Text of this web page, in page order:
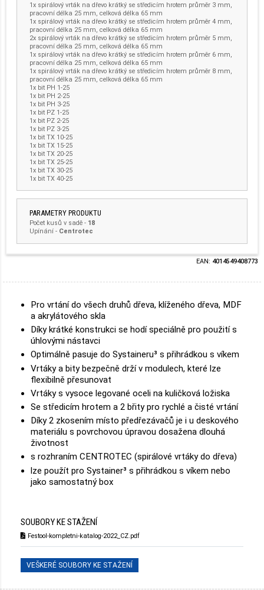
1x spirálový vrták na dřevo krátký se středicím hrotem průměr 3 mm,
pracovní délka 25 mm, celková délka 65 mm
1x spirálový vrták na dřevo krátký se středicím hrotem průměr 4 mm,
pracovní délka 25 mm, celková délka 65 mm
2x spirálový vrták na dřevo krátký se středicím hrotem průměr 5 mm,
pracovní délka 25 mm, celková délka 65 mm
1x spirálový vrták na dřevo krátký se středicím hrotem průměr 6 mm,
pracovní délka 25 mm, celková délka 65 mm
1x spirálový vrták na dřevo krátký se středicím hrotem průměr 8 mm,
pracovní délka 25 mm, celková délka 65 mm
1x bit PH 1-25
1x bit PH 2-25
1x bit PH 3-25
1x bit PZ 1-25
1x bit PZ 2-25
1x bit PZ 3-25
1x bit TX 10-25
1x bit TX 15-25
1x bit TX 20-25
1x bit TX 25-25
1x bit TX 30-25
1x bit TX 40-25
PARAMETRY PRODUKTU
Počet kusů v sadě- 18
Upínání- Centrotec
EAN: 4014549408773
Pro vrtání do všech druhů dřeva, klíženého dřeva, MDF
a akrylátového skla
Díky krátké konstrukci se hodí speciálně pro použití s
úhlovými nástavci
Optimálně pasuje do Systaineru³ s přihrádkou s víkem
Vrtáky a bity bezpečně drží v modulech, které lze
flexibilně přesunovat
Vrtáky s vysoce legované oceli na kuličková ložiska
Se středicím hrotem a 2 břity pro rychlé a čisté vrtání
Díky 2 zkosením místo předřezávačů je i u deskového
materiálu s povrchovou úpravou dosažena dlouhá
životnost
s rozhraním CENTROTEC (spirálové vrtáky do dřeva)
lze použít pro Systainer³ s přihrádkou s víkem nebo
jako samostatný box
SOUBORY KE STAŽENÍ
Festool-kompletni-katalog-2022_CZ.pdf
VEŠKERÉ SOUBORY KE STAŽENÍ